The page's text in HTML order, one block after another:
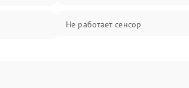
Не работает сенсор